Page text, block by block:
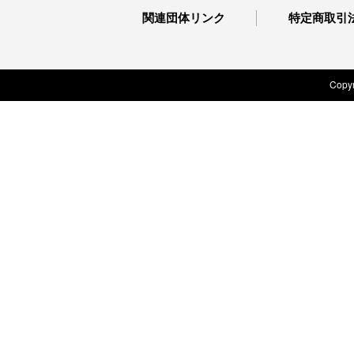
関連団体リンク 特定商取引